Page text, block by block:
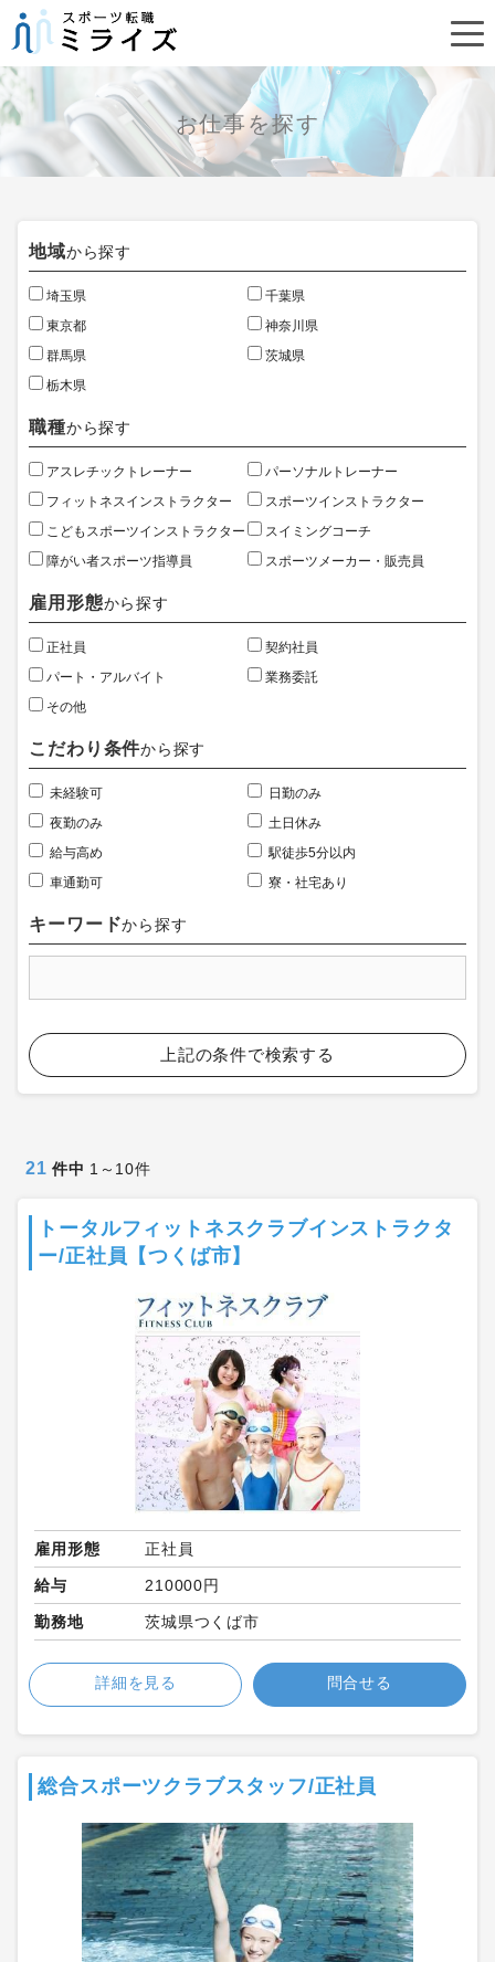
お仕事を探す
地域から探す
埼玉県
千葉県
東京都
神奈川県
群馬県
茨城県
栃木県
職種から探す
アスレチックトレーナー
パーソナルトレーナー
フィットネスインストラクター
スポーツインストラクター
こどもスポーツインストラクター
スイミングコーチ
障がい者スポーツ指導員
スポーツメーカー・販売員
雇用形態から探す
正社員
契約社員
パート・アルバイト
業務委託
その他
こだわり条件から探す
未経験可
日勤のみ
夜勤のみ
土日休み
給与高め
駅徒歩5分以内
車通勤可
寮・社宅あり
キーワードから探す
上記の条件で検索する
21 件中 1～10件
トータルフィットネスクラブインストラクタ
ー/正社員【つくば市】
雇用形態 正社員
給与 210000円
勤務地 茨城県つくば市
詳細を見る 問合せる
総合スポーツクラブスタッフ/正社員